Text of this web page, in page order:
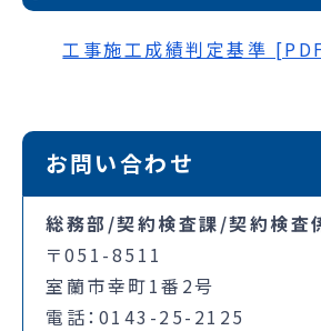
工事施工成績判定基準
お問い合わせ
総務部/契約検査課/契約検査
〒051-8511
室蘭市幸町1番2号
電話：0143-25-2125